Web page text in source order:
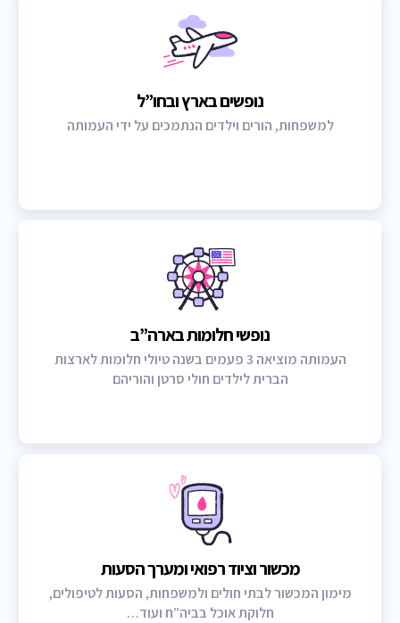
נופשים בארץ ובחו”ל
למשפחות, הורים וילדים הנתמכים על ידי העמותה
נופשי חלומות בארה”ב
העמותה מוציאה 3 פעמים בשנה טיולי חלומות לארצות
הברית לילדים חולי סרטן והוריהם
מכשור וציוד רפואי ומערך הסעות
מימון המכשור לבתי חולים ולמשפחות, הסעות לטיפולים,
חלוקת אוכל בביה”ח ועוד…